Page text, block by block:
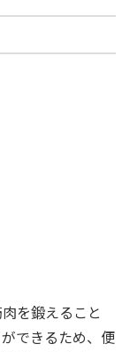
を鍛えること
できるため、便